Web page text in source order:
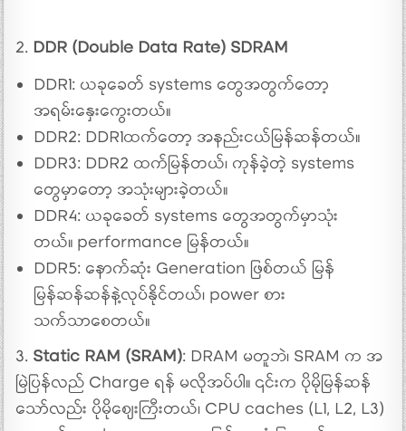
2. DDR (Double Data Rate) SDRAM
DDR1: ယခုခေတ် systems တွေအတွက်တော့
အရမ်းနှေးကွေးတယ်။
DDR2: DDR1ထက်တော့ အနည်းငယ်မြန်ဆန်တယ်။
DDR3: DDR2 ထက်မြန်တယ်၊ ကုန်ခဲ့တဲ့ systems
တွေမှာတော့ အသုံးများခဲ့တယ်။
DDR4: ယခုခေတ် systems တွေအတွက်မှာသုံး
တယ်။ performance မြန်တယ်။
DDR5: နောက်ဆုံး Generation ဖြစ်တယ် မြန်
မြန်ဆန်ဆန်နဲ့လုပ်နိုင်တယ်၊ power စား
သက်သာစေတယ်။
3. Static RAM (SRAM): DRAM မတူဘဲ၊ SRAM က အ
မြဲပြန်လည် Charge ရန် မလိုအပ်ပါ။ ၎င်းက ပိုမိုမြန်ဆန်
သော်လည်း ပိုမိုစျေးကြီးတယ်၊ CPU caches (L1, L2, L3)